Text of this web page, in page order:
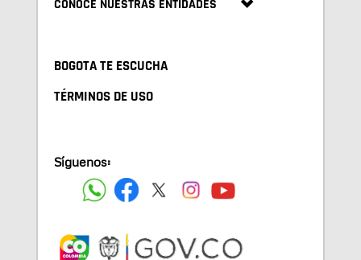
CONOCE NUESTRAS ENTIDADES
BOGOTA TE ESCUCHA
TÉRMINOS DE USO
Síguenos: